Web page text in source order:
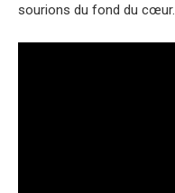
sourions du fond du cœur.